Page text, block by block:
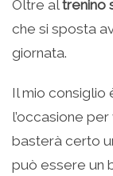
Oltre al trenino
che si sposta
giornata.
Il mio consiglio
l’occasione
basterà certo
può essere un